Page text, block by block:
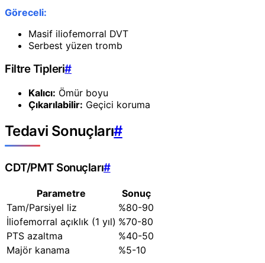
Göreceli:
Masif iliofemorral DVT
Serbest yüzen tromb
Filtre Tipleri#
Kalıcı: Ömür boyu
Çıkarılabilir: Geçici koruma
Tedavi Sonuçları#
CDT/PMT Sonuçları#
Parametre
Sonuç
Tam/Parsiyel liz
%80-90
İliofemorral açıklık (1 yıl) %70-80
PTS azaltma
%40-50
Majör kanama
%5-10